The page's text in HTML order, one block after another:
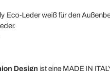
Eco-Leder weiß für den
Design ist eine MADE IN